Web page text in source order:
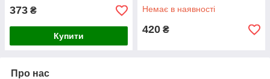
373 ₴
Купити
Немає в наявності
420 ₴
Про нас